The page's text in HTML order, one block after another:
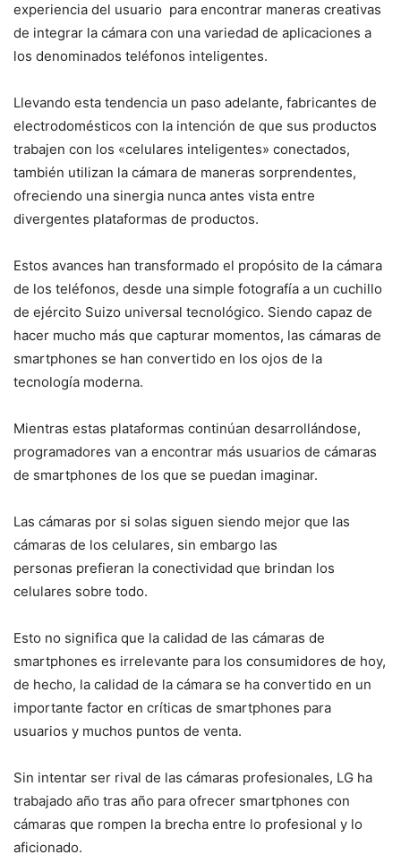
experiencia del usuario para encontrar maneras creativas
de integrar la cámara con una variedad de aplicaciones a
los denominados teléfonos inteligentes.
Llevando esta tendencia un paso adelante, fabricantes de
electrodomésticos con la intención de que sus productos
trabajen con los «celulares inteligentes» conectados,
también utilizan la cámara de maneras sorprendentes,
ofreciendo una sinergia nunca antes vista entre
divergentes plataformas de productos.
Estos avances han transformado el propósito de la cámara
de los teléfonos, desde una simple fotografía a un cuchillo
de ejército Suizo universal tecnológico. Siendo capaz de
hacer mucho más que capturar momentos, las cámaras de
smartphones se han convertido en los ojos de la
tecnología moderna.
Mientras estas plataformas continúan desarrollándose,
programadores van a encontrar más usuarios de cámaras
de smartphones de los que se puedan imaginar.
Las cámaras por si solas siguen siendo mejor que las
cámaras de los celulares, sin embargo las
personas prefieran la conectividad que brindan los
celulares sobre todo.
Esto no significa que la calidad de las cámaras de
smartphones es irrelevante para los consumidores de hoy,
de hecho, la calidad de la cámara se ha convertido en un
importante factor en críticas de smartphones para
usuarios y muchos puntos de venta.
Sin intentar ser rival de las cámaras profesionales, LG ha
trabajado año tras año para ofrecer smartphones con
cámaras que rompen la brecha entre lo profesional y lo
aficionado.